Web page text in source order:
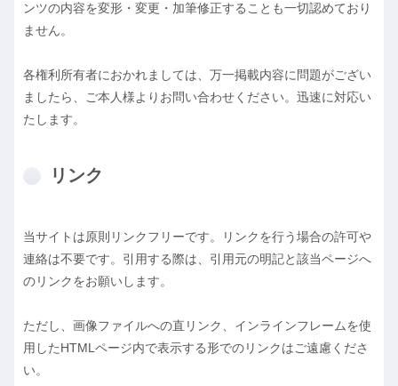
ンツの内容を変形・変更・加筆修正することも一切認めており
ません。
各権利所有者におかれましては、万一掲載内容に問題がござい
ましたら、ご本人様よりお問い合わせください。迅速に対応い
たします。
リンク
当サイトは原則リンクフリーです。リンクを行う場合の許可や
連絡は不要です。引用する際は、引用元の明記と該当ページへ
のリンクをお願いします。
ただし、画像ファイルへの直リンク、インラインフレームを使
用したHTMLページ内で表示する形でのリンクはご遠慮くださ
い。